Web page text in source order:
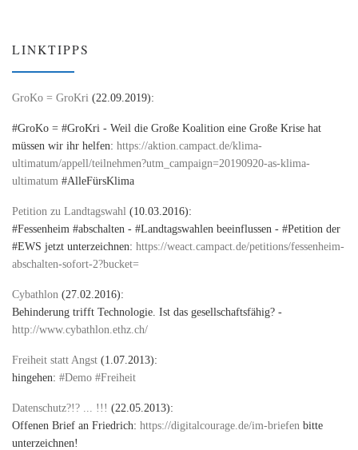
LINKTIPPS
GroKo = GroKri (22.09.2019):
#GroKo = #GroKri - Weil die Große Koalition eine Große Krise hat
müssen wir ihr helfen: https://aktion.campact.de/klima-
ultimatum/appell/teilnehmen?utm_campaign=20190920-as-klima-
ultimatum #AlleFürsKlima
Petition zu Landtagswahl (10.03.2016):
#Fessenheim #abschalten - #Landtagswahlen beeinflussen - #Petition der
#EWS jetzt unterzeichnen: https://weact.campact.de/petitions/fessenheim-
abschalten-sofort-2?bucket=
Cybathlon (27.02.2016):
Behinderung trifft Technologie. Ist das gesellschaftsfähig? -
http://www.cybathlon.ethz.ch/
Freiheit statt Angst (1.07.2013):
hingehen: #Demo #Freiheit
Datenschutz?!? ... !!! (22.05.2013):
Offenen Brief an Friedrich: https://digitalcourage.de/im-briefen bitte
unterzeichnen!